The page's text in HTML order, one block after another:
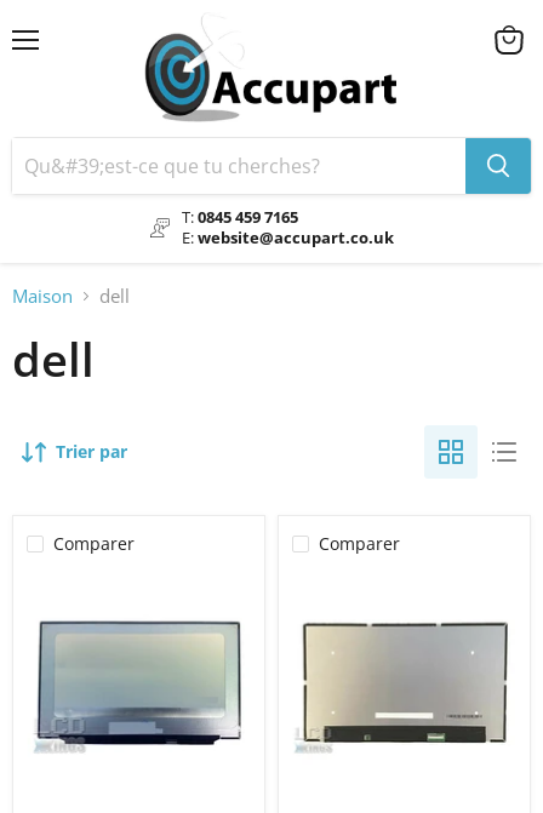
T:0845 459 7165
E:website@accupart.co.uk
Voir
Maison dell
dell
Trier par
Comparer Comparer